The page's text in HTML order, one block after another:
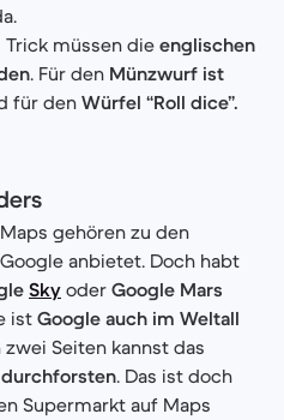
müssen die englischen
. Für den Münzwurf ist
für den Würfel “Roll dice”.
gehören zu den
anbietet. Doch habt
Sky oder Google Mars
ist Google auch im Weltall
Seiten kannst das
. Das ist doch
Supermarkt auf Maps